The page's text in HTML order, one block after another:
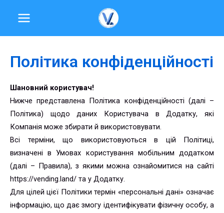
Політика конфіденційності
Шановний користувач!
Нижче представлена Політика конфіденційності (далі –
Політика) щодо даних Користувача в Додатку, які
Компанія може збирати й використовувати.
Всі терміни, що використовуються в цій Політиці,
визначені в Умовах користування мобільним додатком
(далі – Правила), з якими можна ознайомитися на сайті
https://vending.land/ та у Додатку.
Для цілей цієї Політики термін «персональні дані» означає
інформацію, що дає змогу ідентифікувати фізичну особу, а